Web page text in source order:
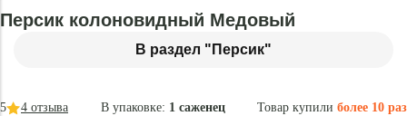
В раздел "Персик"
Персик колоновидный Медовый
В упаковке: 1 саженец Товар купили более 10 раз
5 4 отзыва